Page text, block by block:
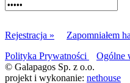
Rejestracja »
Zapomniałem
Polityka Prywatności
Ogólne
© Galapagos Sp. z o.o.
projekt i wykonanie: nethouse